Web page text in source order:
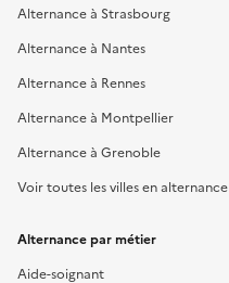
Alternance à Strasbourg
Alternance à Nantes
Alternance à Rennes
Alternance à Montpellier
Alternance à Grenoble
Voir toutes les villes en alternance
Alternance par métier
Aide-soignant